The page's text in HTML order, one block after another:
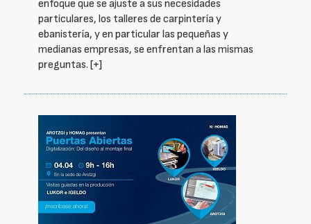
enfoque que se ajuste a sus necesidades
particulares, los talleres de carpintería y
ebanistería, y en particular las pequeñas y
medianas empresas, se enfrentan a las mismas
preguntas. [+]